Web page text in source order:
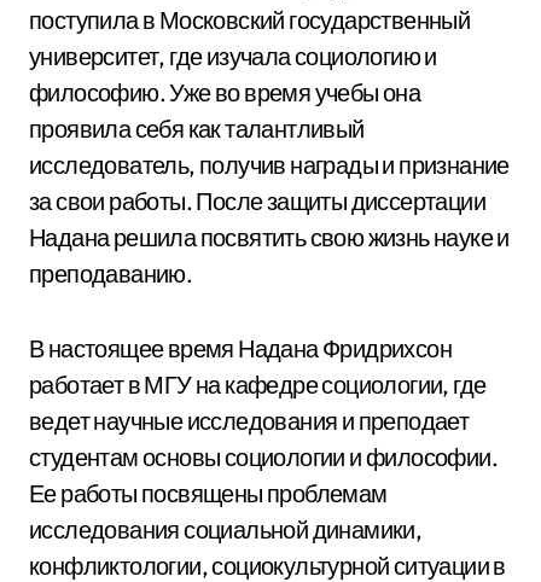
поступила в Московский государственный
университет, где изучала социологию и
философию. Уже во время учебы она
проявила себя как талантливый
исследователь, получив награды и признание
за свои работы. После защиты диссертации
Надана решила посвятить свою жизнь науке и
преподаванию.
В настоящее время Надана Фридрихсон
работает в МГУ на кафедре социологии, где
ведет научные исследования и преподает
студентам основы социологии и философии.
Ее работы посвящены проблемам
исследования социальной динамики,
конфликтологии, социокультурной ситуации в